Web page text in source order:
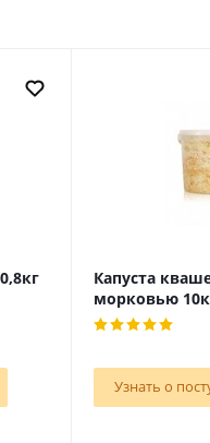
Капуста
морковью
Узнать о